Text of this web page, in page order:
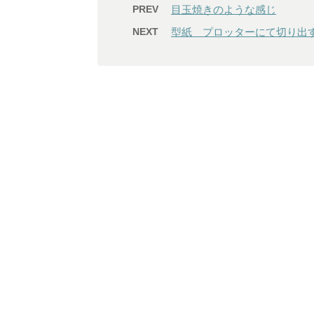
PREV 目玉焼きのような感じ
NEXT 型紙 プロッターにて切り出